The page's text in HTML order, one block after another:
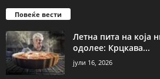
Повеќе вести
Летна пита на која
одолее: Крцкава...
јули 16, 2026